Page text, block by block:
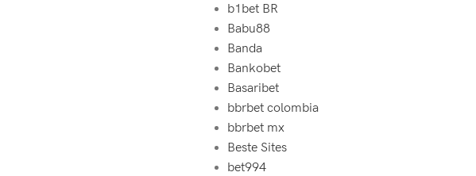
b1bet BR
Babu88
Banda
Bankobet
Basaribet
bbrbet colombia
bbrbet mx
Beste Sites
bet994‍